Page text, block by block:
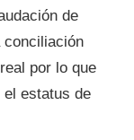
de
conciliación
por lo que
el estatus de